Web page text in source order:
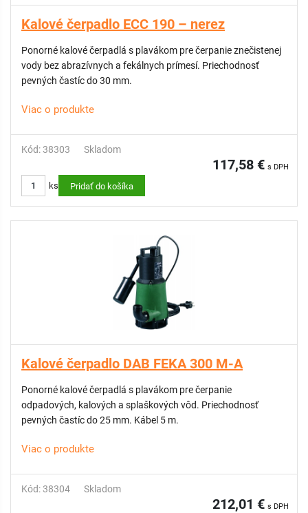
Kalové čerpadlo ECC 190 – nerez
Ponorné kalové čerpadlá s plavákom pre čerpanie znečistenej
vody bez abrazívnych a fekálnych prímesí. Priechodnosť
pevných častíc do 30 mm.
Viac o produkte
Kód: 38303 Skladom
117,58 € s DPH
ks Pridať do košíka
Kalové čerpadlo DAB FEKA 300 M-A
Ponorné kalové čerpadlá s plavákom pre čerpanie
odpadových, kalových a splaškových vôd. Priechodnosť
pevných častíc do 25 mm. Kábel 5 m.
Viac o produkte
Kód: 38304 Skladom
212,01 € s DPH